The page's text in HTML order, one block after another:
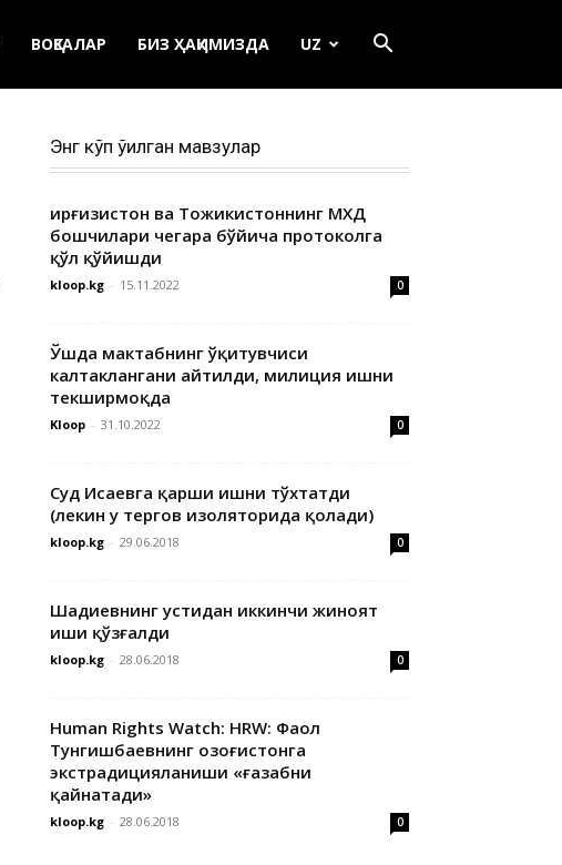
ВОҚЕАЛАР БИЗ ҲАҚИМИЗДА UZ
Энг кўп ўқилган мавзулар
Қирғизистон ва Тожикистоннинг МХДҚ
бошчилари чегара бўйича протоколга
қўл қўйишди
kloop.kg - 15.11.2022 0
Ўшда мактабнинг ўқитувчиси
калтаклангани айтилди, милиция ишни
текширмоқда
Kloop - 31.10.2022 0
Суд Исаевга қарши ишни тўхтатди
(лекин у тергов изоляторида қолади)
kloop.kg - 29.06.2018 0
Шадиевнинг устидан иккинчи жиноят
иши қўзғалди
kloop.kg - 28.06.2018 0
Human Rights Watch: HRW: Фаол
Тунгишбаевнинг Қозоғистонга
экстрадицияланиши «ғазабни
қайнатади»
kloop.kg - 28.06.2018 0